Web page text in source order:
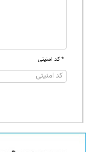
* کد امنیتی